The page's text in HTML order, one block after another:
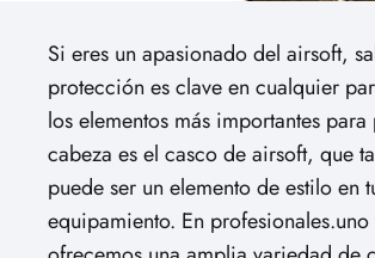
Si eres un apasionado del airsoft,
protección es clave en cualquier
los elementos más importantes
cabeza es el casco de airsoft, que
puede ser un elemento de estilo en
equipamiento. En profesionales.uno